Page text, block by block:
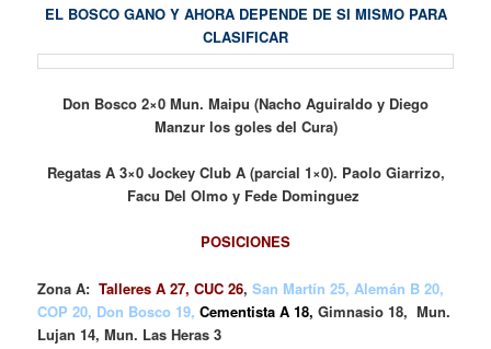
EL BOSCO GANO Y AHORA DEPENDE DE SI MISMO PARA
CLASIFICAR
Don Bosco 2×0 Mun. Maipu (Nacho Aguiraldo y Diego
Manzur los goles del Cura)
Regatas A 3×0 Jockey Club A (parcial 1×0). Paolo Giarrizo,
Facu Del Olmo y Fede Dominguez
POSICIONES
Zona A:Talleres A 27, CUC 26,San Martín 25, Alemán B 20,
COP 20, Don Bosco 19,Cementista A 18, Gimnasio 18, Mun.
Lujan 14, Mun. Las Heras 3